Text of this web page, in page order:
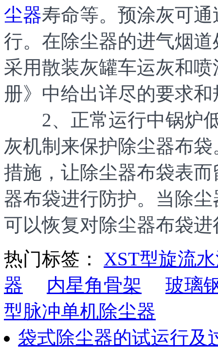
尘器寿命等。预涂灰可
行。在除尘器的进气烟
采用散装灰罐车运灰和
册》中给出详尽的要求和
2、正常运行中锅炉低
灰机制来保护除尘器布
措施，让除尘器布袋表
器布袋进行防护。当除
可以恢复对除尘器布袋
热门标签： XST型旋流
器
内星角骨架
玻璃
型脉冲单机除尘器
袋式除尘器的试运行及